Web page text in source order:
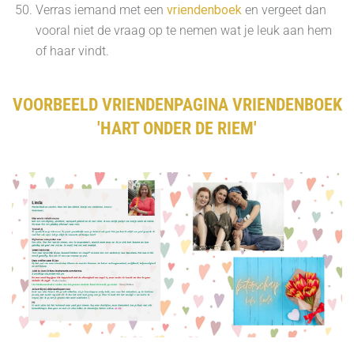
Verras iemand met een vriendenboek en vergeet dan
vooral niet de vraag op te nemen wat je leuk aan hem
of haar vindt.
VOORBEELD VRIENDENPAGINA VRIENDENBOEK
'HART ONDER DE RIEM'